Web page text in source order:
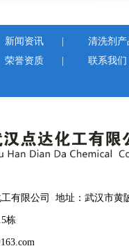
新闻资讯 清洗剂产
荣誉资质 联系我们
有限公司 地址：武汉市黄
栋